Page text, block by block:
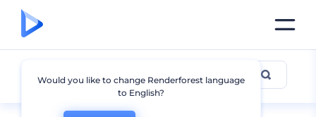
Cihazlar
Would you like to change Renderforest language
to English?